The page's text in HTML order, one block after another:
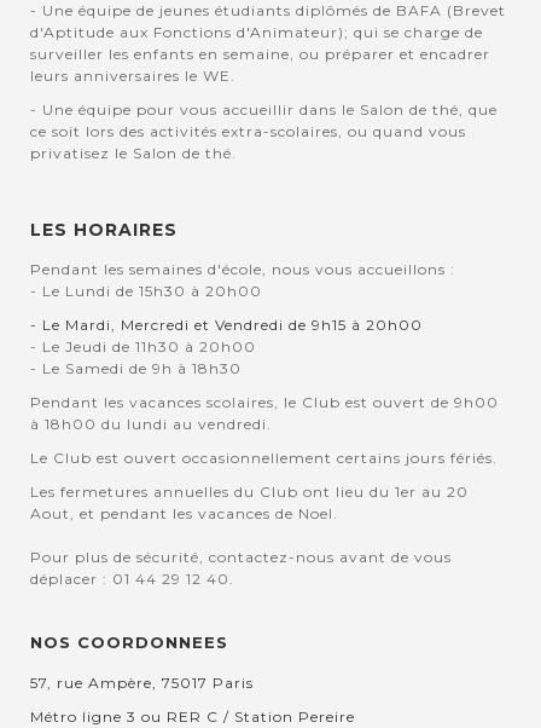
- Une équipe de jeunes étudiants diplômés de BAFA (Brevet
d'Aptitude aux Fonctions d'Animateur); qui se charge de
surveiller les enfants en semaine, ou préparer et encadrer
leurs anniversaires le WE.
- Une équipe pour vous accueillir dans le Salon de thé, que
ce soit lors des activités extra-scolaires, ou quand vous
privatisez le Salon de thé.
LES HORAIRES
Pendant les semaines d'école, nous vous accueillons :
- Le Lundi de 15h30 à 20h00
- Le Mardi, Mercredi et Vendredi de 9h15 à 20h00
- Le Jeudi de 11h30 à 20h00
- Le Samedi de 9h à 18h30
Pendant les vacances scolaires, le Club est ouvert de 9h00
à 18h00 du lundi au vendredi.
Le Club est ouvert occasionnellement certains jours fériés.
Les fermetures annuelles du Club ont lieu du 1er au 20
Aout, et pendant les vacances de Noel.
Pour plus de sécurité, contactez-nous avant de vous
déplacer : 01 44 29 12 40.
NOS COORDONNEES
57, rue Ampère, 75017 Paris
Métro ligne 3 ou RER C / Station Pereire